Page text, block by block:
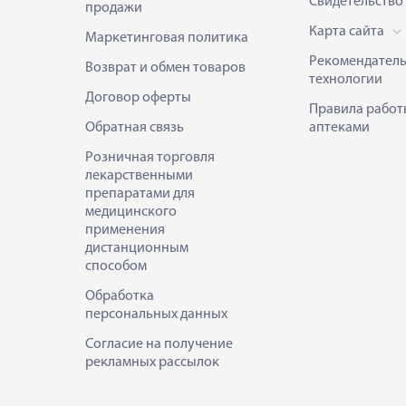
продажи
Маркетинговая политика
Возврат и обмен товаров
Договор оферты
Обратная связь
Розничная торговля
лекарственными
препаратами для
медицинского
применения
дистанционным
способом
Обработка
персональных данных
Согласие на получение
рекламных рассылок
Карта сайта
технологии
Правила
аптеками